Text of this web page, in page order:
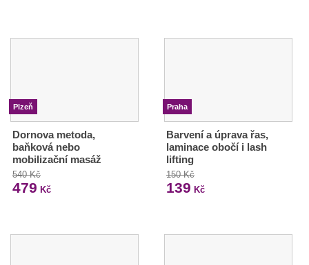
Plzeň
Dornova metoda,
baňková nebo
mobilizační masáž
540 Kč
479 Kč
Praha
Barvení a úprava řas,
laminace obočí i lash
lifting
150 Kč
139 Kč